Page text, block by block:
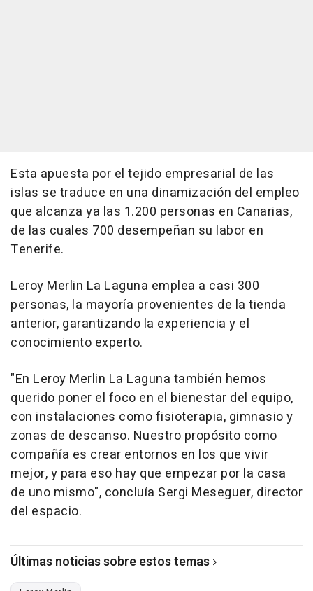
Esta apuesta por el tejido empresarial de las
islas se traduce en una dinamización del empleo
que alcanza ya las 1.200 personas en Canarias,
de las cuales 700 desempeñan su labor en
Tenerife.
Leroy Merlin La Laguna emplea a casi 300
personas, la mayoría provenientes de la tienda
anterior, garantizando la experiencia y el
conocimiento experto.
"En Leroy Merlin La Laguna también hemos
querido poner el foco en el bienestar del equipo,
con instalaciones como fisioterapia, gimnasio y
zonas de descanso. Nuestro propósito como
compañía es crear entornos en los que vivir
mejor, y para eso hay que empezar por la casa
de uno mismo", concluía Sergi Meseguer, director
del espacio.
Últimas noticias sobre estos temas